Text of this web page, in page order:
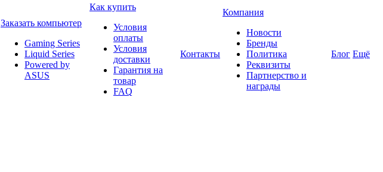
Заказать компьютер
Gaming Series
Liquid Series
Powered by
ASUS
Как купить
Условия
оплаты
Условия
доставки
Гарантия на
товар
FAQ
Контакты
Компания
Новости
Бренды
Политика
Реквизиты
Партнерство и
награды
Блог Ещё